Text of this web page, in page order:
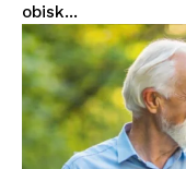
obisk...